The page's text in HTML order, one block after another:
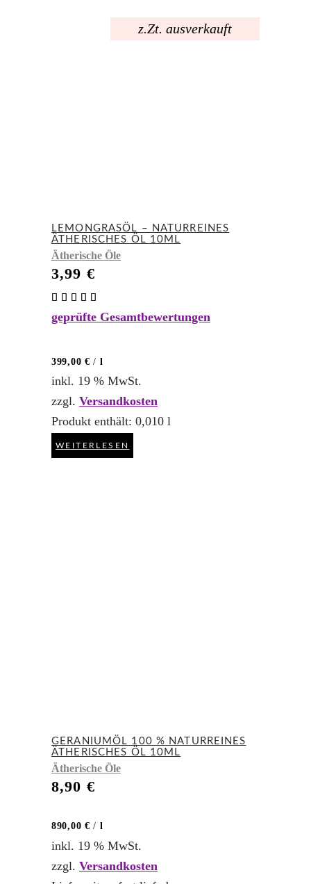
z.Zt. ausverkauft
LEMONGRASÖL – NATURREINES
ÄTHERISCHES ÖL 10ML
Ätherische Öle
3,99 €
5.00
geprüfte Gesamtbewertungen
399,00 € / l
inkl. 19 % MwSt.
zzgl. Versandkosten
Produkt enthält: 0,010 l
WEITERLESEN
GERANIUMÖL 100 % NATURREINES
ÄTHERISCHES ÖL 10ML
Ätherische Öle
8,90 €
890,00 € / l
inkl. 19 % MwSt.
zzgl. Versandkosten